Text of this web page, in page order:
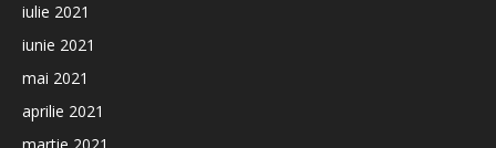
iulie 2021
iunie 2021
mai 2021
aprilie 2021